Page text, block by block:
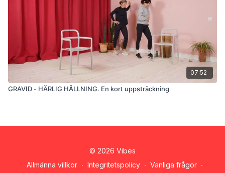
07:52
GRAVID - HÄRLIG HÅLLNING. En kort uppsträckning
© 2026 Vibes
Allmänna villkor ∙ Integritetspolicy ∙ Vanliga frågor ∙